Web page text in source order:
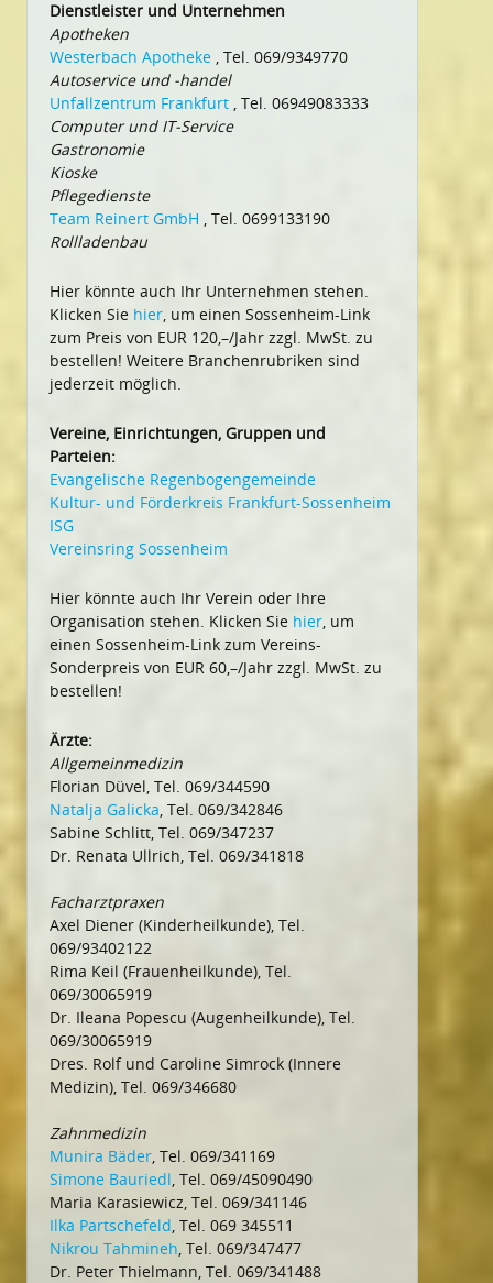
Dienstleister und Unternehmen
Apotheken
Westerbach Apotheke , Tel. 069/9349770
Autoservice und -handel
Unfallzentrum Frankfurt , Tel. 06949083333
Computer und IT-Service
Gastronomie
Kioske
Pflegedienste
Team Reinert GmbH , Tel. 0699133190
Rollladenbau
Hier könnte auch Ihr Unternehmen stehen.
Klicken Sie hier , um einen Sossenheim-Link
zum Preis von EUR 120,–/Jahr zzgl. MwSt. zu
bestellen! Weitere Branchenrubriken sind
jederzeit möglich.
Vereine, Einrichtungen, Gruppen und
Parteien:
Evangelische Regenbogengemeinde
Kultur- und Förderkreis Frankfurt-Sossenheim
ISG
Vereinsring Sossenheim
Hier könnte auch Ihr Verein oder Ihre
Organisation stehen. Klicken Sie hier , um
einen Sossenheim-Link zum Vereins-
Sonderpreis von EUR 60,–/Jahr zzgl. MwSt. zu
bestellen!
Ärzte:
Allgemeinmedizin
Florian Düvel, Tel. 069/344590
Natalja Galicka , Tel. 069/342846
Sabine Schlitt, Tel. 069/347237
Dr. Renata Ullrich, Tel. 069/341818
Facharztpraxen
Axel Diener (Kinderheilkunde), Tel.
069/93402122
Rima Keil (Frauenheilkunde), Tel.
069/30065919
Dr. Ileana Popescu (Augenheilkunde), Tel.
069/30065919
Dres. Rolf und Caroline Simrock (Innere
Medizin), Tel. 069/346680
Zahnmedizin
Munira Bäder , Tel. 069/341169
Simone Bauriedl , Tel. 069/45090490
Maria Karasiewicz, Tel. 069/341146
Ilka Partschefeld , Tel. 069 345511
Nikrou Tahmineh , Tel. 069/347477
Dr. Peter Thielmann, Tel. 069/341488